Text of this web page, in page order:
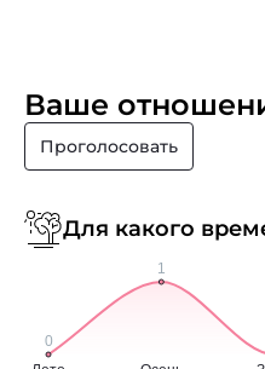
Ваше
Проголосовать
Для какого